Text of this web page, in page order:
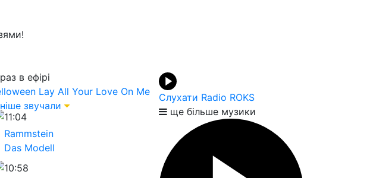
в ефірі
Lay All Your Love On Me
звучали
11:04
Rammstein
Das Modell
10:58
Слухати Radio ROKS
ще більше музики